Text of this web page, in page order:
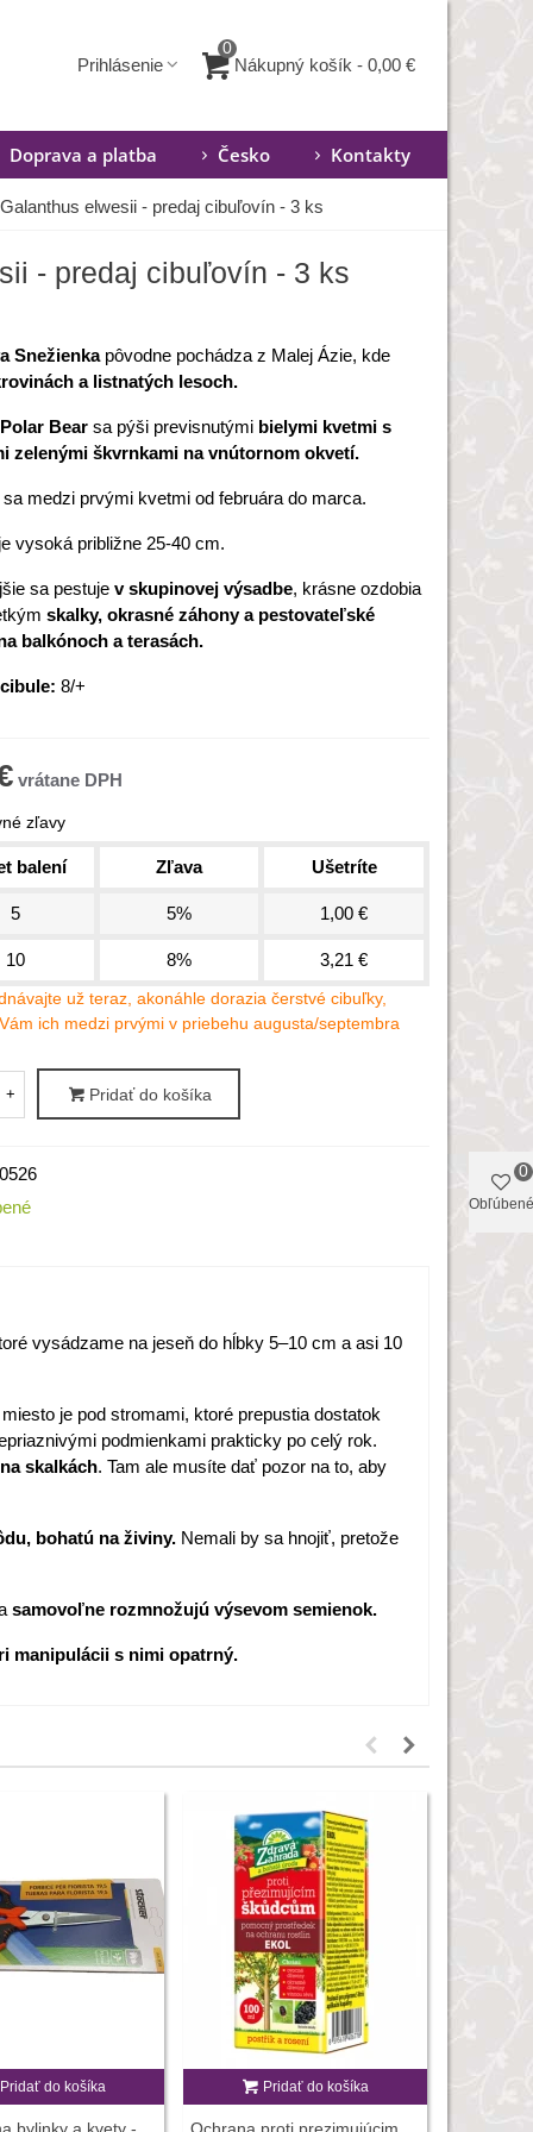
Prihlásenie
0
Nákupný košík - 0,00 €
Doprava a platba Česko Kontakty
elwesii - predaj cibuľovín - 3 ks
- predaj cibuľovín - 3 ks
Snežienkapôvodne pochádza z Malej Ázie, kde
a listnatých lesoch.
Bear sa pýši previsnutými bielymi kvetmi s
zelenými škvrnkami na vnútornom okvetí.
medzi prvými kvetmi od februára do marca.
vysoká približne 25-40 cm.
sa pestuje v skupinovej výsadbe, krásne ozdobia
skalky, okrasné záhony a pestovateľské
balkónoch a terasách.
8/+
zľavy
balení Zľava Ušetríte
5 5% 1,00 €
10 8% 3,21 €
už teraz, akonáhle dorazia čerstvé cibuľky,
ich medzi prvými v priebehu augusta/septembra
+ Pridať do košíka
vysádzame na jeseň do hĺbky 5–10 cm a asi 10
miesto je pod stromami, ktoré prepustia dostatok
podmienkami prakticky po celý rok.
skalkách. Tam ale musíte dať pozor na to, aby
bohatú na živiny. Nemali by sa hnojiť, pretože
samovoľne rozmnožujú výsevom semienok.
manipulácii s nimi opatrný.
Pridať do košíka Pridať do košíka
Obľúbené
0